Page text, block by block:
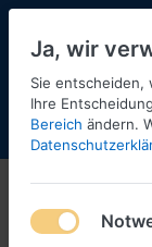
Menü
Ja, wir
Sie entscheiden,
Ihre
Bereich ändern.